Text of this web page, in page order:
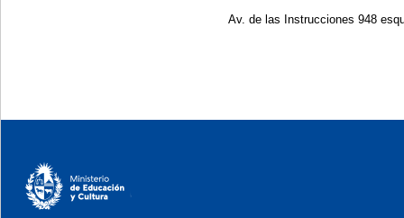
Av. de las Instrucciones 948